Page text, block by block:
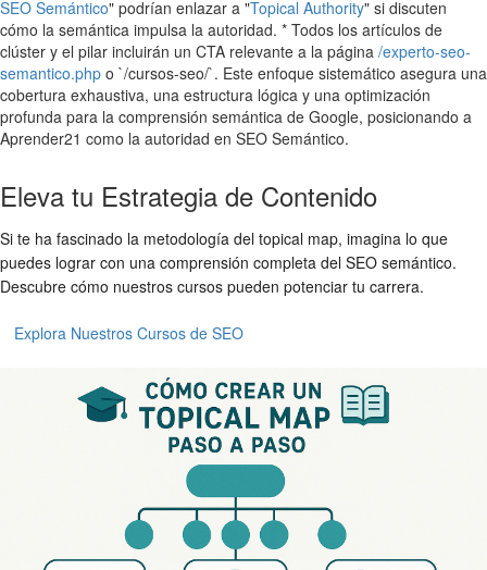
SEO Semántico" podrían enlazar a "Topical Authority" si discuten
cómo la semántica impulsa la autoridad. * Todos los artículos de
clúster y el pilar incluirán un CTA relevante a la página /experto-seo-
semantico.php o `/cursos-seo/`. Este enfoque sistemático asegura una
cobertura exhaustiva, una estructura lógica y una optimización
profunda para la comprensión semántica de Google, posicionando a
Aprender21 como la autoridad en SEO Semántico.
Eleva tu Estrategia de Contenido
Si te ha fascinado la metodología del topical map, imagina lo que
puedes lograr con una comprensión completa del SEO semántico.
Descubre cómo nuestros cursos pueden potenciar tu carrera.
Explora Nuestros Cursos de SEO